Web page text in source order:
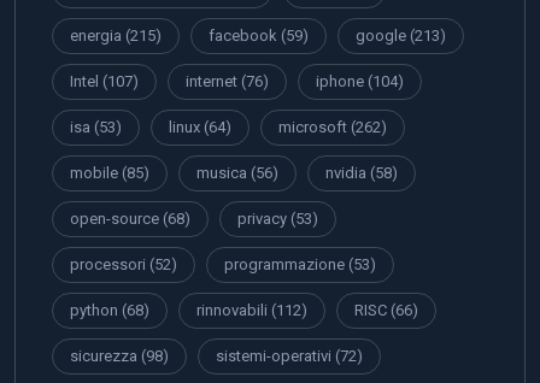
energia (215) facebook (59) google (213)
Intel (107) internet (76) iphone (104)
isa (53) linux (64) microsoft (262)
mobile (85) musica (56) nvidia (58)
open-source (68) privacy (53)
processori (52) programmazione (53)
python (68) rinnovabili (112) RISC (66)
sicurezza (98) sistemi-operativi (72)